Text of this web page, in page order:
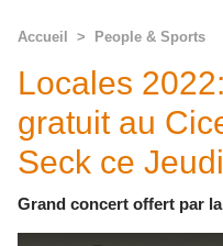
Accueil > People & Sports
Locales
gratuit au
Seck ce
Grand concert offert par